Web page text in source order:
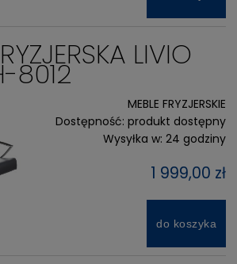
LIVIO
8012
MEBLE FRYZJERSKIE
Dostępność: produkt dostępny
Wysyłka w: 24 godziny
1 999,00 zł
do koszyka